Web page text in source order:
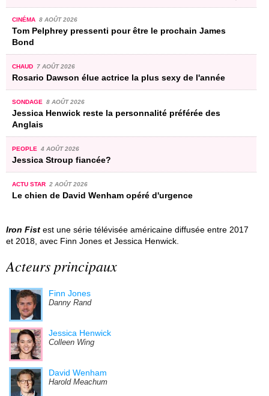
CINÉMA 8 AOÛT 2026
Tom Pelphrey pressenti pour être le prochain James
Bond
CHAUD 7 AOÛT 2026
Rosario Dawson élue actrice la plus sexy de l'année
SONDAGE 8 AOÛT 2026
Jessica Henwick reste la personnalité préférée des
Anglais
PEOPLE 4 AOÛT 2026
Jessica Stroup fiancée?
ACTU STAR 2 AOÛT 2026
Le chien de David Wenham opéré d'urgence
Iron Fist est une série télévisée américaine diffusée entre 2017
et 2018, avec Finn Jones et Jessica Henwick.
Acteurs principaux
Finn Jones
Danny Rand
Jessica Henwick
Colleen Wing
David Wenham
Harold Meachum